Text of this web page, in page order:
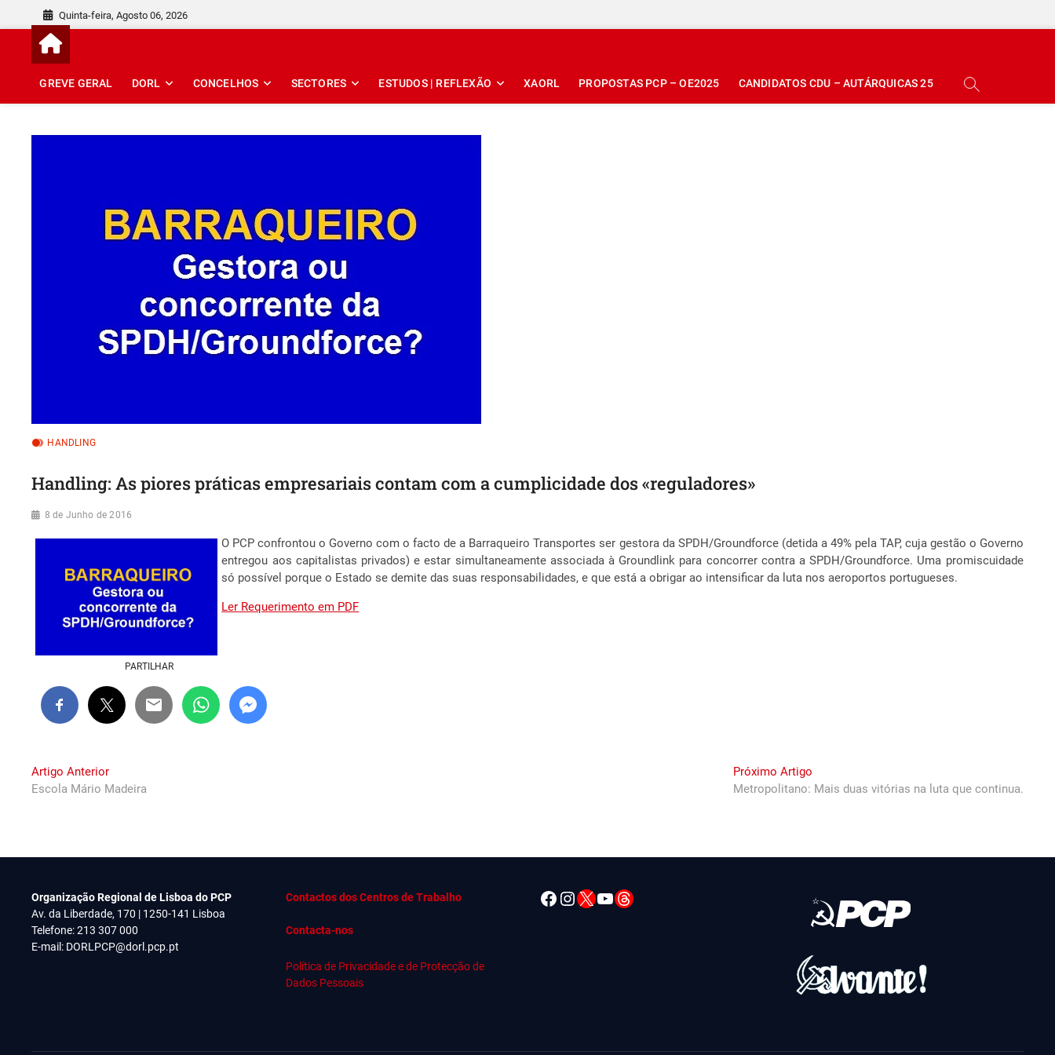
content
Quinta-feira, Agosto 06, 2026
GREVE GERAL DORL CONCELHOS SECTORES ESTUDOS | REFLEXÃO XAORL PROPOSTAS PCP – OE2025 CANDIDATOS CDU – AUTÁRQUICAS 25
HANDLING
Handling: As piores práticas empresariais contam com a cumplicidade dos «reguladores»
8 de Junho de 2016
O PCP confrontou o Governo com o facto de a Barraqueiro Transportes ser gestora da SPDH/Groundforce (detida a 49% pela TAP, cuja gestão o Governo
entregou aos capitalistas privados) e estar simultaneamente associada à Groundlink para concorrer contra a SPDH/Groundforce. Uma promiscuidade
só possível porque o Estado se demite das suas responsabilidades, e que está a obrigar ao intensificar da luta nos aeroportos portugueses.
Ler Requerimento em PDF
PARTILHAR
Navegação
de
Artigo AnteriorPrevious
post:
Escola Mário Madeira
Próximo ArtigoNext
post:
Metropolitano: Mais duas vitórias na luta que continua.
Organização Regional de Lisboa do PCP
Av. da Liberdade, 170 | 1250-141 Lisboa
Telefone: 213 307 000
E-mail: DORLPCP@dorl.pcp.pt
Contactos dos Centros de Trabalho
Contacta-nos
Política de Privacidade e de Protecção de
Dados Pessoais
Facebook
Instagram
X YouTube
Threads